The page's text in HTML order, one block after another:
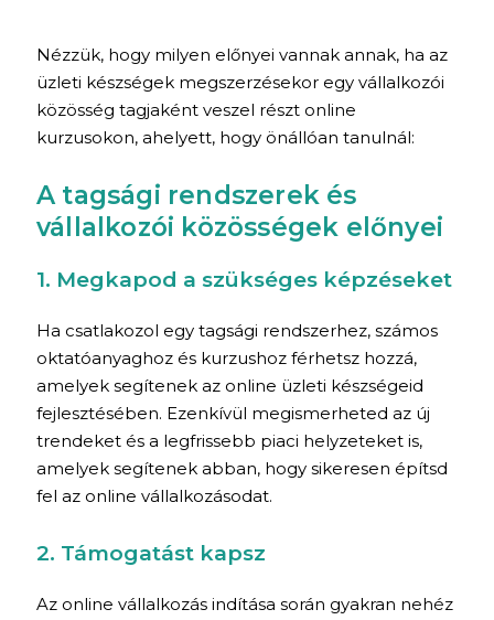
Nézzük, hogy milyen előnyei vannak annak, ha az
üzleti készségek megszerzésekor egy vállalkozói
közösség tagjaként veszel részt online
kurzusokon, ahelyett, hogy önállóan tanulnál:
A tagsági rendszerek és
vállalkozói közösségek előnyei
1. Megkapod a szükséges képzéseket
Ha csatlakozol egy tagsági rendszerhez, számos
oktatóanyaghoz és kurzushoz férhetsz hozzá,
amelyek segítenek az online üzleti készségeid
fejlesztésében. Ezenkívül megismerheted az új
trendeket és a legfrissebb piaci helyzeteket is,
amelyek segítenek abban, hogy sikeresen építsd
fel az online vállalkozásodat.
2. Támogatást kapsz
Az online vállalkozás indítása során gyakran nehéz